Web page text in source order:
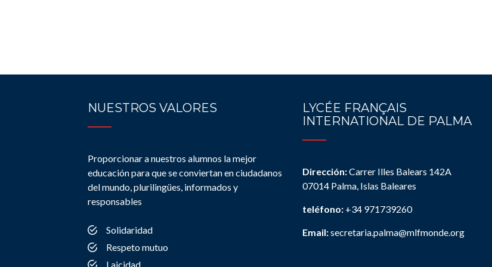
NUESTROS VALORES
Proporcionar a nuestros alumnos la mejor
educación para que se conviertan en ciudadanos
del mundo, plurilingües, informados y
responsables
Solidaridad
Respeto mutuo
Laicidad
LYCÉE FRANÇAIS
INTERNATIONAL DE PALMA
Dirección:Carrer Illes Balears 142A
07014 Palma, Islas Baleares
teléfono: +34 971739260
Email:secretaria.palma@mlfmonde.org